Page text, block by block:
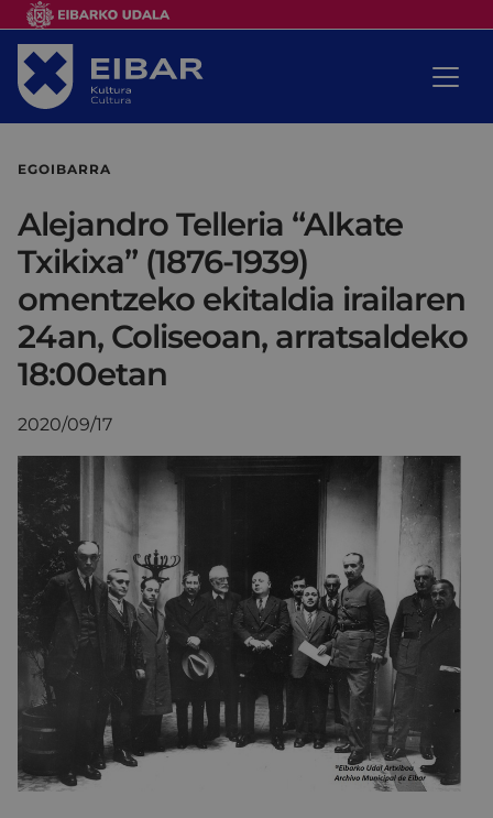
EGOIBARRA
Alejandro Telleria “Alkate
Txikixa” (1876-1939)
omentzeko ekitaldia irailaren
24an, Coliseoan, arratsaldeko
18:00etan
2020/09/17